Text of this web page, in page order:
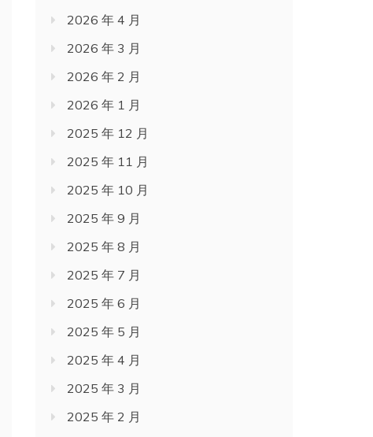
2026 年 4 月
2026 年 3 月
2026 年 2 月
2026 年 1 月
2025 年 12 月
2025 年 11 月
2025 年 10 月
2025 年 9 月
2025 年 8 月
2025 年 7 月
2025 年 6 月
2025 年 5 月
2025 年 4 月
2025 年 3 月
2025 年 2 月